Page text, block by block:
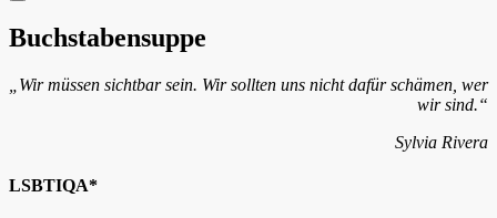
Menü
Buchstabensuppe
„Wir müssen sichtbar sein. Wir sollten uns nicht dafür schämen, wer
wir sind.“
Sylvia Rivera
LSBTIQA*